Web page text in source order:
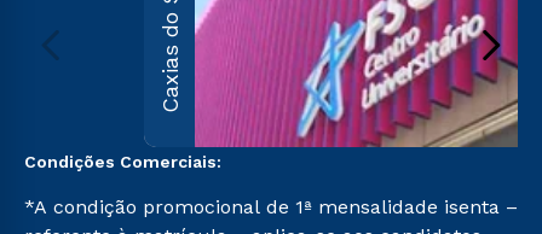
Caxias do Sul
Condições Comerciais:
*A condição promocional de 1ª mensalidade isenta –